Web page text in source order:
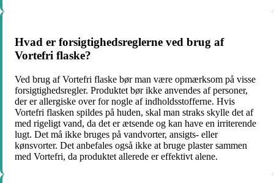
Hvad er forsigtighedsreglerne ved brug af
Vortefri flaske?
Ved brug af Vortefri flaske bør man være opmærksom på visse
forsigtighedsregler. Produktet bør ikke anvendes af personer,
der er allergiske over for nogle af indholdsstofferne. Hvis
Vortefri flasken spildes på huden, skal man straks skylle det af
med rigeligt vand, da det er ætsende og kan have en irriterende
lugt. Det må ikke bruges på vandvorter, ansigts- eller
kønsvorter. Det anbefales også ikke at bruge plaster sammen
med Vortefri, da produktet allerede er effektivt alene.